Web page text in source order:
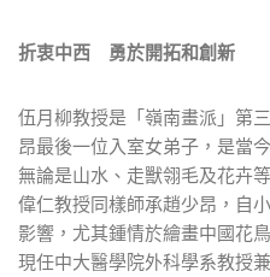
折衷中西 勇於開拓和創新
伍月柳教授是「嶺南畫派」第
昂最後一位入室女弟子，是當
無論是山水、走獸翎毛及花卉
偉仁教授同樣師承趙少昂，自
影響，尤其鍾情於繪畫中國花
現任中大醫學院外科學系教授